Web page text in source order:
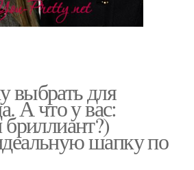
для
А что у вас:
бриллиант?)
шапку по